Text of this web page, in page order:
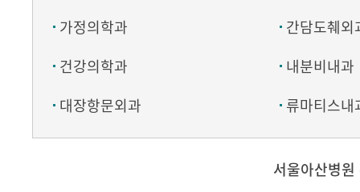
가정의학과
간담도췌외
건강의학과
내분비내과
대장항문외과
류마티스내
서울아산병